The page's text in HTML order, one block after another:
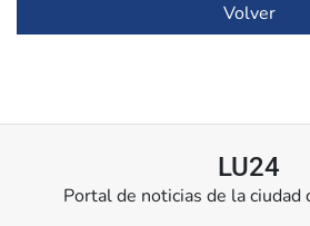
Volver
LU24
Portal de noticias de la ciudad